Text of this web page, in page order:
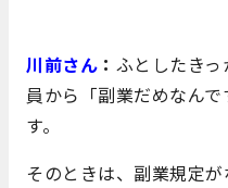
川前さん ： ふとしたき
員から「副業だめなん
す。
そのときは、副業規定